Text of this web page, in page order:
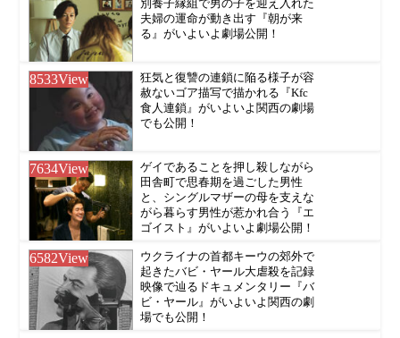
別養子縁組で男の子を迎え入れた
夫婦の運命が動き出す『朝が来
る』がいよいよ劇場公開！
8533View
狂気と復讐の連鎖に陥る様子が容
赦ないゴア描写で描かれる『Kfc
食人連鎖』がいよいよ関西の劇場
でも公開！
7634View
ゲイであることを押し殺しながら
田舎町で思春期を過ごした男性
と、シングルマザーの母を支えな
がら暮らす男性が惹かれ合う『エ
ゴイスト』がいよいよ劇場公開！
6582View
ウクライナの首都キーウの郊外で
起きたバビ・ヤール大虐殺を記録
映像で辿るドキュメンタリー『バ
ビ・ヤール』がいよいよ関西の劇
場でも公開！